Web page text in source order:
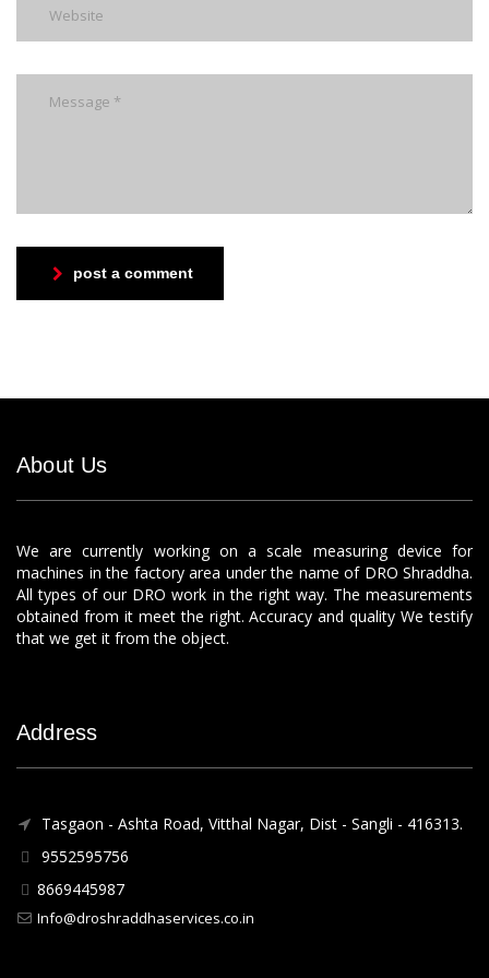
post a comment
About Us
We are currently working on a scale measuring device for
machines in the factory area under the name of DRO Shraddha.
All types of our DRO work in the right way. The measurements
obtained from it meet the right. Accuracy and quality We testify
that we get it from the object.
Address
Tasgaon - Ashta Road, Vitthal Nagar, Dist - Sangli - 416313.
9552595756
8669445987
Info@droshraddhaservices.co.in